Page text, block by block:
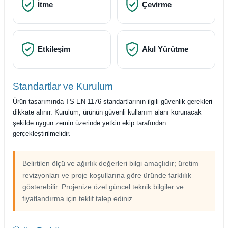
İtme Çevirme
Etkileşim Akıl Yürütme
Standartlar ve Kurulum
Ürün tasarımında TS EN 1176 standartlarının ilgili güvenlik gerekleri
dikkate alınır. Kurulum, ürünün güvenli kullanım alanı korunacak
şekilde uygun zemin üzerinde yetkin ekip tarafından
gerçekleştirilmelidir.
Belirtilen ölçü ve ağırlık değerleri bilgi amaçlıdır; üretim
revizyonları ve proje koşullarına göre üründe farklılık
gösterebilir. Projenize özel güncel teknik bilgiler ve
fiyatlandırma için teklif talep ediniz.